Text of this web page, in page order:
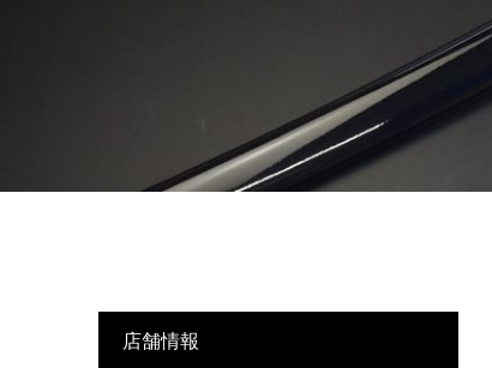
店舗情報